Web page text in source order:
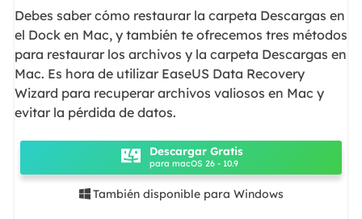
Debes saber cómo restaurar la carpeta Descargas en
el Dock en Mac, y también te ofrecemos tres métodos
para restaurar los archivos y la carpeta Descargas en
Mac. Es hora de utilizar EaseUS Data Recovery
Wizard para recuperar archivos valiosos en Mac y
evitar la pérdida de datos.
Descargar Gratis
para macOS 26 - 10.9
 También disponible para Windows